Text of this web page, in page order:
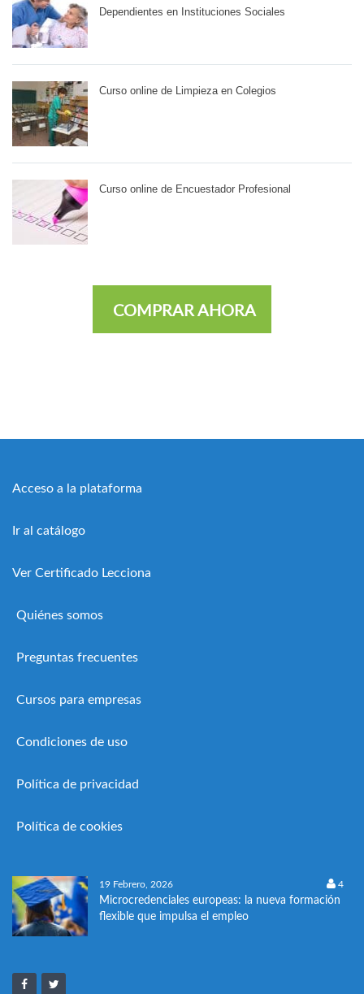
Dependientes en Instituciones Sociales
Curso online de Limpieza en Colegios
Curso online de Encuestador Profesional
COMPRAR AHORA
Acceso a la plataforma
Ir al catálogo
Ver Certificado Lecciona
Quiénes somos
Preguntas frecuentes
Cursos para empresas
Condiciones de uso
Política de privacidad
Política de cookies
19 Febrero, 2026 4
Microcredenciales europeas: la nueva formación
flexible que impulsa el empleo